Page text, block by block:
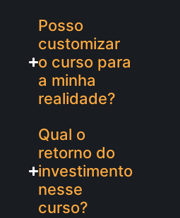
Posso
customizar
o curso para
a minha
realidade?
Qual o
retorno do
investimento
nesse
curso?